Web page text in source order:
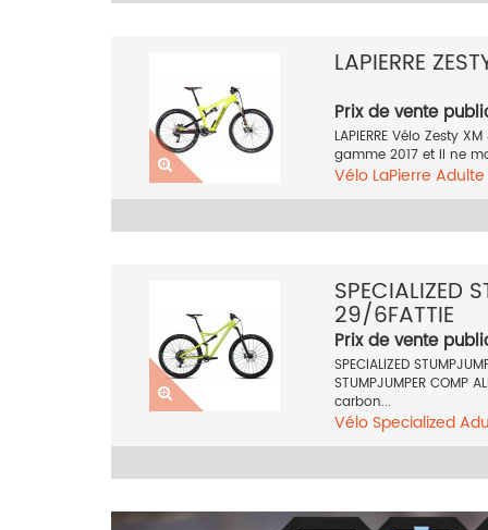
LAPIERRE
Prix de vente
LAPIERRE Vélo Zesty
gamme 2017 et il ne
Vélo LaPierre
27.5 poucesJaune
SPECIALIZED
29/6FATTIE
Prix de vente
SPECIALIZED
STUMPJUMPER
carbon...
Vélo Specialized
29 poucesJaune